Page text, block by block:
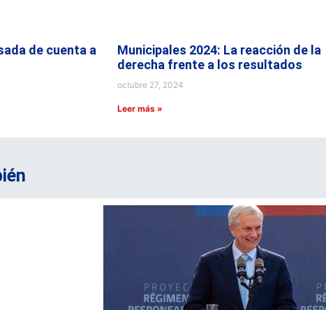
de cuenta a
Municipales 2024: La reacción de la
derecha frente a los resultados
octubre 27, 2024
Leer más »